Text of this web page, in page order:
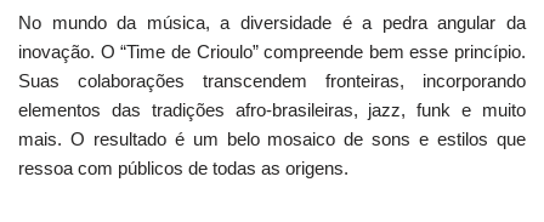
No mundo da música, a diversidade é a pedra angular da
inovação. O “Time de Crioulo” compreende bem esse princípio.
Suas colaborações transcendem fronteiras, incorporando
elementos das tradições afro-brasileiras, jazz, funk e muito
mais. O resultado é um belo mosaico de sons e estilos que
ressoa com públicos de todas as origens.